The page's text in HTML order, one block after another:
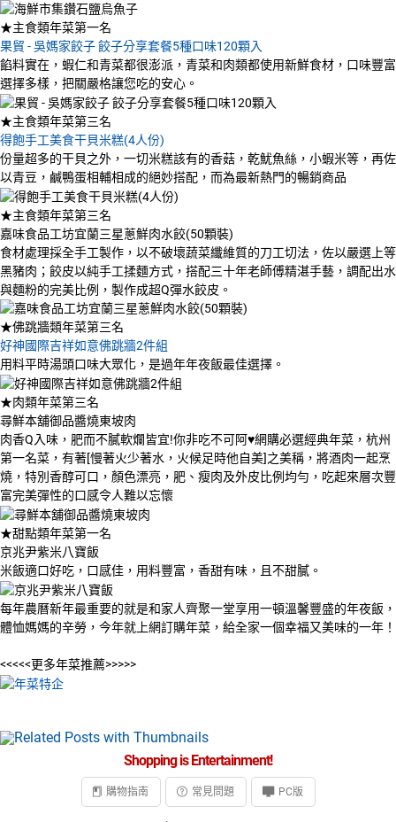
★主食類年菜第一名
果貿 - 吳媽家餃子 餃子分享套餐5種口味120顆入
餡料實在，蝦仁和青菜都很澎派，青菜和肉類都使用新鮮食材，口味豐富
選擇多樣，把關嚴格讓您吃的安心。
★主食類年菜第三名
得飽手工美食干貝米糕(4人份)
份量超多的干貝之外，一切米糕該有的香菇，乾魷魚絲，小蝦米等，再佐
以青豆，鹹鴨蛋相輔相成的絕妙搭配，而為最新熱門的暢銷商品
★主食類年菜第三名
嘉味食品工坊宜蘭三星蔥鮮肉水餃(50顆裝)
食材處理採全手工製作，以不破壞蔬菜纖維質的刀工切法，佐以嚴選上等
黑豬肉；餃皮以純手工揉麵方式，搭配三十年老師傅精湛手藝，調配出水
與麵粉的完美比例，製作成超Q彈水餃皮。
★佛跳牆類年菜第三名
好神國際吉祥如意佛跳牆2件組
用料平時湯頭口味大眾化，是過年年夜飯最佳選擇。
★肉類年菜第三名
尋鮮本舖御品醬燒東坡肉
肉香Q入味，肥而不膩軟爛皆宜!你非吃不可阿♥網購必選經典年菜，杭州
第一名菜，有著[慢著火少著水，火候足時他自美]之美稱，將酒肉一起烹
燒，特別香醇可口，顏色漂亮，肥、瘦肉及外皮比例均勻，吃起來層次豐
富完美彈性的口感令人難以忘懷
★甜點類年菜第一名
京兆尹紫米八寶飯
米飯適口好吃，口感佳，用料豐富，香甜有味，且不甜膩。
每年農曆新年最重要的就是和家人齊聚一堂享用一頓溫馨豐盛的年夜飯，
體恤媽媽的辛勞，今年就上網訂購年菜，給全家一個幸福又美味的一年！
<<<<<更多年菜推薦>>>>>
Shopping is Entertainment!
購物指南 常見問題 PC版